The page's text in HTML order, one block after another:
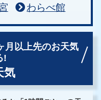
わらべ館
月以上先のお天気
!
気